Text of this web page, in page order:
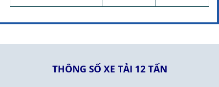
THÔNG SỐ XE TẢI 12 TẤN